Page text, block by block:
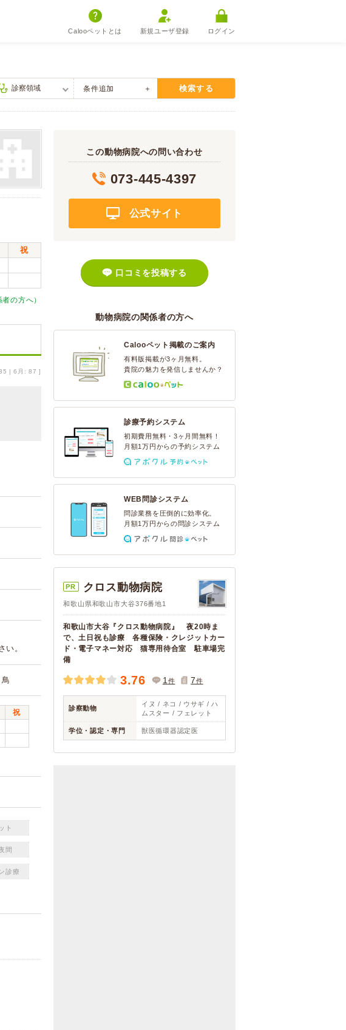
Calooペットとは 新規ユーザ登録 ログイン
条件追加 検索する
祝
の方へ）
| 6月: 87 ]
い。
祝
ト
間
診療
この動物病院への問い合わせ
073-445-4397
公式サイト
口コミを投稿する
動物病院の関係者の方へ
Calooペット掲載のご案内
有料版掲載が3ヶ月無料。
貴院の魅力を発信しませんか？
診療予約システム
初期費用無料・3ヶ月間無料！
月額1万円からの予約システム
WEB問診システム
問診業務を圧倒的に効率化。
月額1万円からの問診システム
PR クロス動物病院
和歌山県和歌山市大谷376番地1
和歌山市大谷『クロス動物病院』 夜20時ま
で、土日祝も診療 各種保険・クレジットカー
ド・電子マネー対応 猫専用待合室 駐車場完
備
3.76 1 件 7件
診察動物
イヌ / ネコ / ウサギ / ハ
ムスター / フェレット
学位・認定・専門 獣医循環器認定医